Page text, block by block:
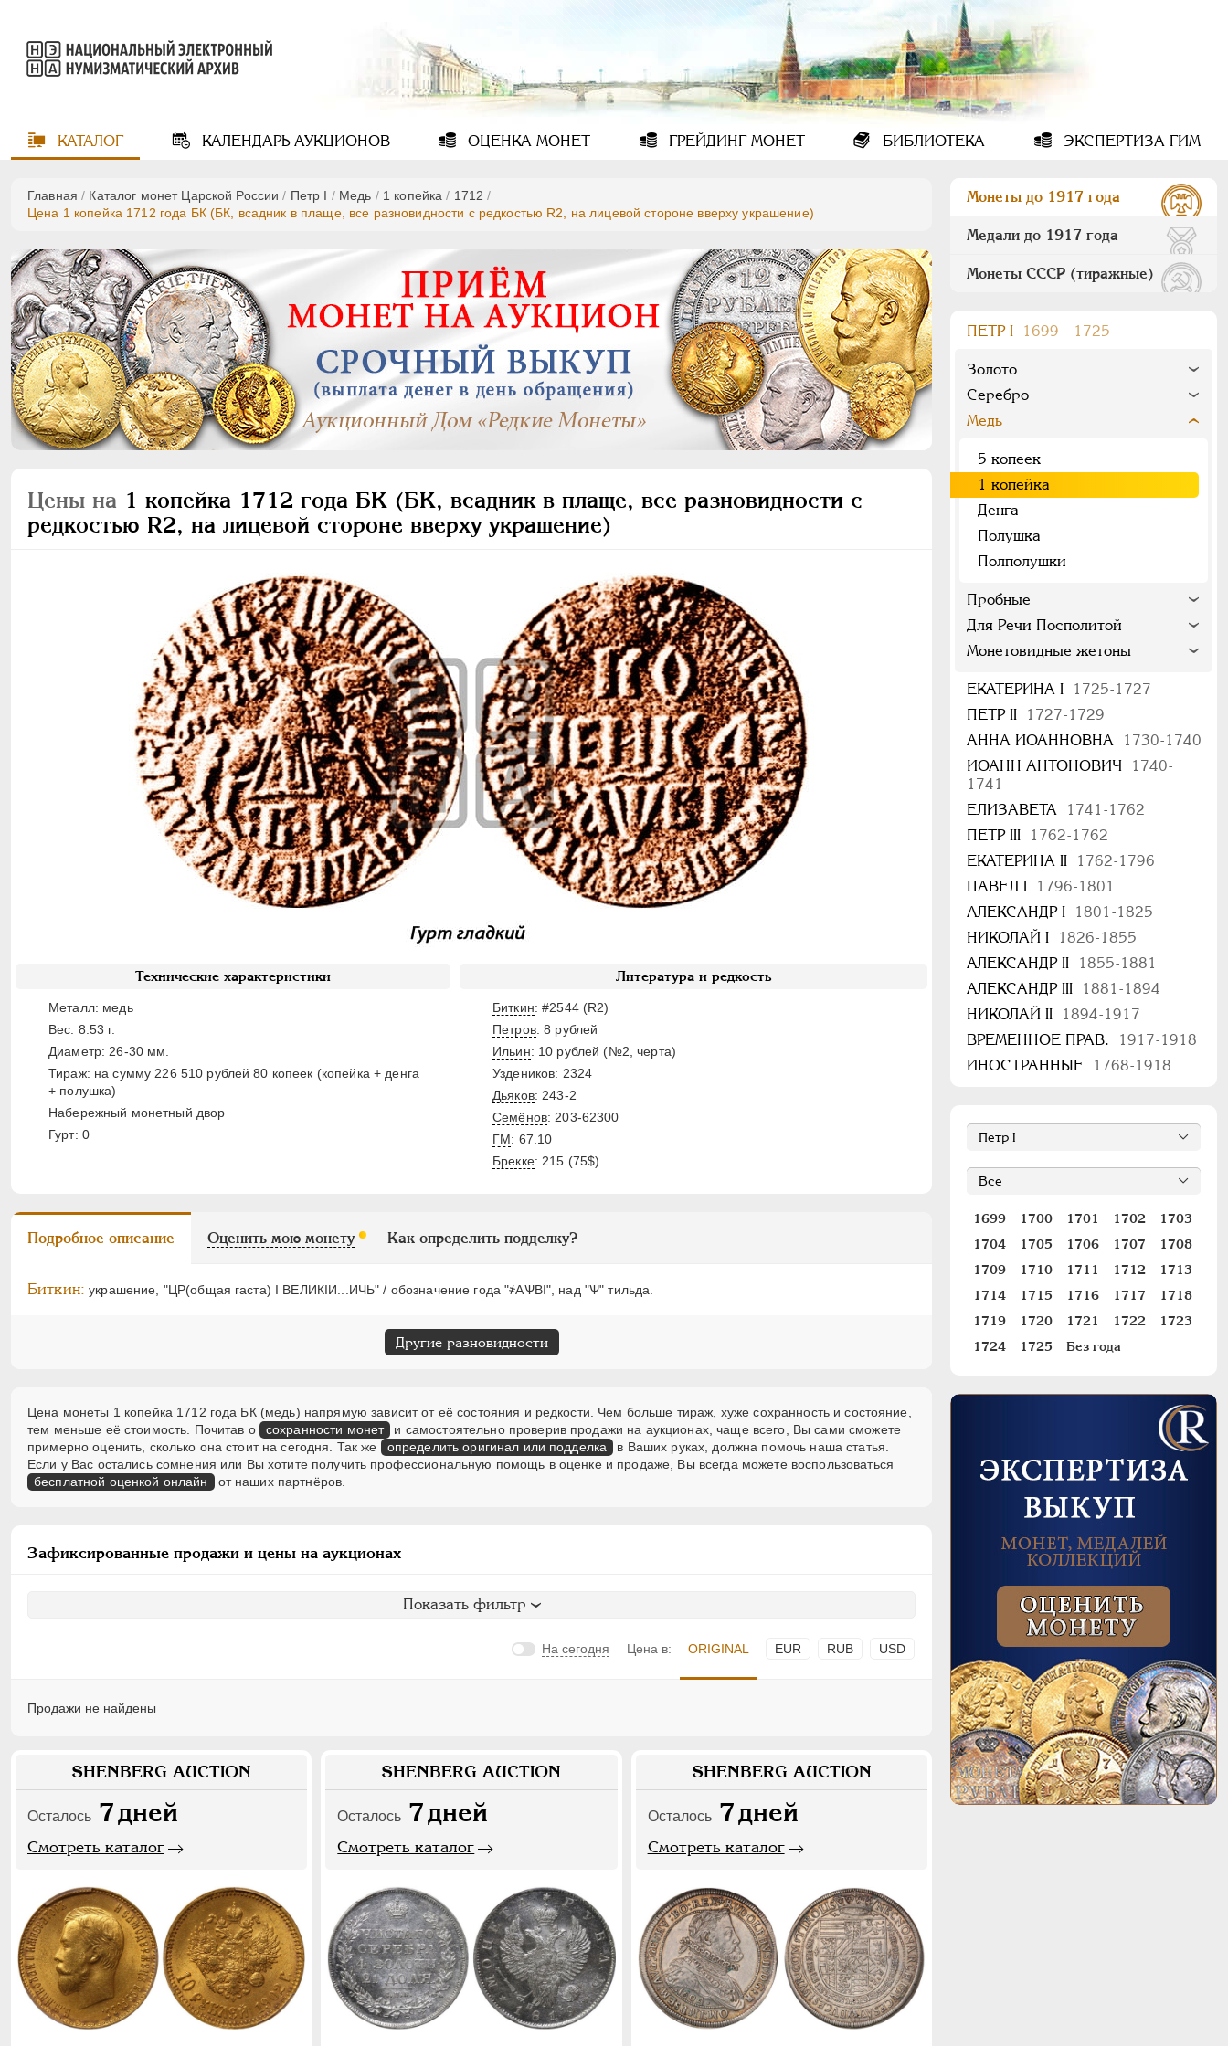
КАТАЛОГ КАЛЕНДАРЬАУКЦИОНОВ ОЦЕНКА МОНЕТ ГРЕЙДИНГМОНЕТ БИБЛИОТЕКА ЭКСПЕРТИЗА ГИМ
Главная / Каталог монет Царской России / Пeтр I / Медь / 1 копейка / 1712 /
Цена 1 копейка 1712 года БК (БК, всадник в плаще, все разновидности с редкостью R2, на лицевой стороне вверху украшение)
Цены на 1 копейка 1712 года БК (БК, всадник в плаще, все разновидности с
редкостью R2, на лицевой стороне вверху украшение)
Технические характеристики
Металл: медь
Вес: 8.53 г.
Диаметр: 26-30 мм.
Тираж: на сумму 226 510 рублей 80 копеек (копейка + денга
+ полушка)
Набережный монетный двор
Гурт: 0
Литература и редкость
Биткин: #2544 (R2)
Петров: 8 рублей
Ильин: 10 рублей (№2, черта)
Уздеников: 2324
Дьяков: 243-2
Семёнов: 203-62300
ГМ: 67.10
Брекке: 215 (75$)
Подробное описание Оценить мою монету Как определить подделку?
Биткин: украшение, "ЦР(общая гаста) I ВЕЛИКIИ...ИЧЬ" / обозначение года "҂АѰВI", над "Ѱ" тильда.
Другие разновидности
Цена монеты 1 копейка 1712 года БК (медь) напрямую зависит от её состояния и редкости. Чем больше тираж, хуже сохранность и состояние,
тем меньше её стоимость. Почитав о
сохранности монет
и самостоятельно проверив продажи на аукционах, чаще всего, Вы сами сможете
примерно оценить, сколько она стоит на сегодня. Так же
определить оригинал или подделка
в Ваших руках, должна помочь наша статья.
Если у Вас остались сомнения или Вы хотите получить профессиональную помощь в оценке и продаже, Вы всегда можете воспользоваться
бесплатной оценкой онлайн от наших партнёров.
Зафиксированные продажи и цены на аукционах
Показать фильтр
На сегодня Цена в: ORIGINAL EUR RUB USD
Продажи не найдены
SHENBERG AUCTION
Осталось 7дней
Смотреть каталог
SHENBERG AUCTION
Осталось 7дней
Смотреть каталог
SHENBERG AUCTION
Осталось 7дней
Смотреть каталог
Монеты до 1917 года
Медали до 1917 года
Монеты СССР (тиражные)
ПEТР I 1699 - 1725
Золото
Серебро
Медь
5 копеек
1 копейка
Денга
Полушка
Полполушки
Пробные
Для Речи Посполитой
Монетовидные жетоны
ЕКАТЕРИНА I
1725-1727
ПЕТР II
1727-1729
АННА ИОАННОВНА
1730-1740
ИОАНН АНТОНОВИЧ
1740-
1741
ЕЛИЗАВЕТА
1741-1762
ПЕТР III
1762-1762
ЕКАТЕРИНА II
1762-1796
ПАВЕЛ I
1796-1801
АЛЕКСАНДР I
1801-1825
НИКОЛАЙ I
1826-1855
АЛЕКСАНДР II
1855-1881
АЛЕКСАНДР III
1881-1894
НИКОЛАЙ II
1894-1917
ВРЕМЕННОЕ ПРАВ.
1917-1918
ИНОСТРАННЫЕ
1768-1918
1699 1700 1701 1702
1703
1704
1705 1706 1707
1708
1709
1710 1711 1712
1713
1714
1715 1716 1717
1718
1719
1720 1721 1722
1723
1724
1725 Без года